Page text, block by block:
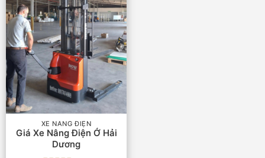
XE NÂNG ĐIỆN
Giá Xe Nâng Điện Ở Hải
Dương